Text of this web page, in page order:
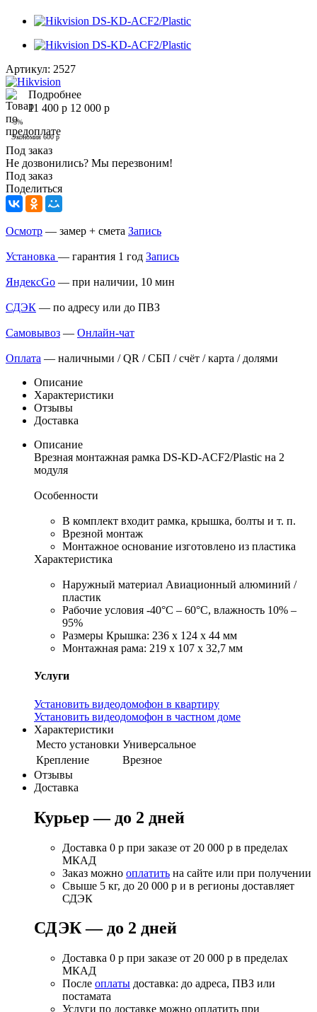
Артикул: 2527
Подробнее
11 400 р 12 000 р
-5%
Экономия600р
Под заказ
Не дозвонились? Мы перезвоним!
Под заказ
Поделиться
Осмотр — замер + смета Запись
Установка — гарантия 1 год Запись
ЯндексGo — при наличии, 10 мин
СДЭК — по адресу или до ПВЗ
Самовывоз — Онлайн-чат
Оплата — наличными / QR / СБП / счёт / карта / долями
Описание
Характеристики
Отзывы
Доставка
Описание
Врезная монтажная рамка DS-KD-ACF2/Plastic на 2
модуля
Особенности
В комплект входит рамка, крышка, болты и т. п.
Врезной монтаж
Монтажное основание изготовлено из пластика
Характеристика
Наружный материал Авиационный алюминий /
пластик
Рабочие условия -40°C – 60°C, влажность 10% –
95%
Размеры Крышка: 236 х 124 х 44 мм
Монтажная рама: 219 х 107 х 32,7 мм
Услуги
Установить видеодомофон в квартиру
Установить видеодомофон в частном доме
Характеристики
Место установки Универсальное
Крепление
Врезное
Отзывы
Доставка
Курьер — до 2 дней
Доставка 0 р при заказе от 20 000 р в пределах
МКАД
Заказ можно оплатить на сайте или при получении
Свыше 5 кг, до 20 000 р и в регионы доставляет
СДЭК
СДЭК — до 2 дней
Доставка 0 р при заказе от 20 000 р в пределах
МКАД
После оплаты доставка: до адреса, ПВЗ или
постамата
Услуги по доставке можно оплатить при